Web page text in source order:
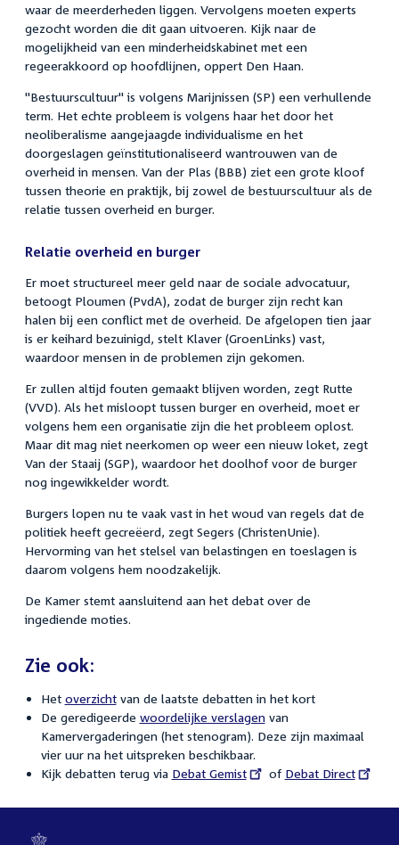
waar de meerderheden liggen. Vervolgens moeten experts
gezocht worden die dit gaan uitvoeren. Kijk naar de
mogelijkheid van een minderheidskabinet met een
regeerakkoord op hoofdlijnen, oppert Den Haan.
"Bestuurscultuur" is volgens Marijnissen (SP) een verhullende
term. Het echte probleem is volgens haar het door het
neoliberalisme aangejaagde individualisme en het
doorgeslagen geïnstitutionaliseerd wantrouwen van de
overheid in mensen. Van der Plas (BBB) ziet een grote kloof
tussen theorie en praktijk, bij zowel de bestuurscultuur als de
relatie tussen overheid en burger.
Relatie overheid en burger
Er moet structureel meer geld naar de sociale advocatuur,
betoogt Ploumen (PvdA), zodat de burger zijn recht kan
halen bij een conflict met de overheid. De afgelopen tien jaar
is er keihard bezuinigd, stelt Klaver (GroenLinks) vast,
waardoor mensen in de problemen zijn gekomen.
Er zullen altijd fouten gemaakt blijven worden, zegt Rutte
(VVD). Als het misloopt tussen burger en overheid, moet er
volgens hem een organisatie zijn die het probleem oplost.
Maar dit mag niet neerkomen op weer een nieuw loket, zegt
Van der Staaij (SGP), waardoor het doolhof voor de burger
nog ingewikkelder wordt.
Burgers lopen nu te vaak vast in het woud van regels dat de
politiek heeft gecreëerd, zegt Segers (ChristenUnie).
Hervorming van het stelsel van belastingen en toeslagen is
daarom volgens hem noodzakelijk.
De Kamer stemt aansluitend aan het debat over de
ingediende moties.
Zie ook:
Het overzichtvan de laatste debatten in het kort
De geredigeerde woordelijke verslagenvan
Kamervergaderingen (het stenogram). Deze zijn maximaal
vier uur na het uitspreken beschikbaar.
Kijk debatten terug via External
Debat Gemist of External
Debat Direct